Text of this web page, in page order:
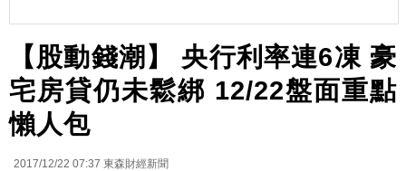
【股動錢潮】 央行利率連6凍 豪
宅房貸仍未鬆綁 12/22盤面重點
懶人包
2017/12/22 07:37 東森財經新聞